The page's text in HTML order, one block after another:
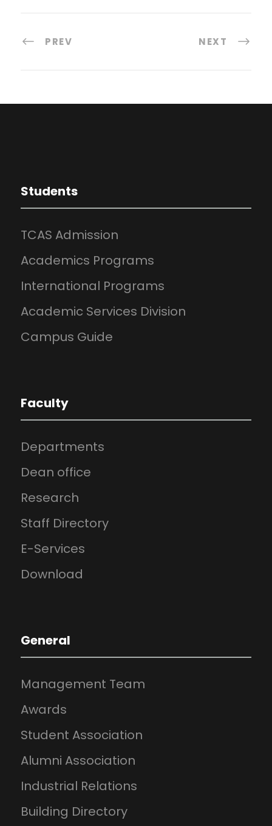
PREV NEXT
Students
TCAS Admission
Academics Programs
International Programs
Academic Services Division
Campus Guide
Faculty
Departments
Dean office
Research
Staff Directory
E-Services
Download
General
Management Team
Awards
Student Association
Alumni Association
Industrial Relations
Building Directory